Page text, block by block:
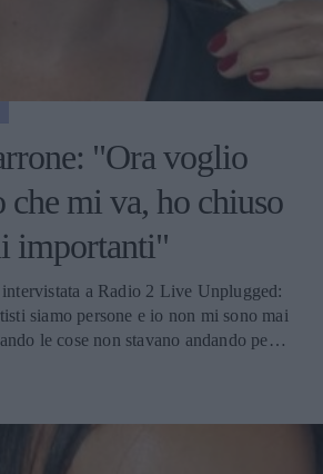
"Ora voglio
che mi va, ho chiuso
importanti"
intervistata a Radio 2 Live Unplugged:
siamo persone e io non mi sono mai
le cose non stavano andando per